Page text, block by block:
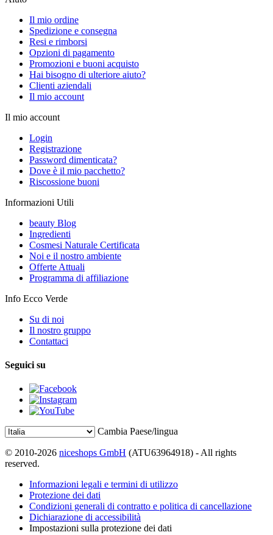
Il mio ordine
Spedizione e consegna
Resi e rimborsi
Opzioni di pagamento
Promozioni e buoni acquisto
Hai bisogno di ulteriore aiuto?
Clienti aziendali
Il mio account
Il mio account
Login
Registrazione
Password dimenticata?
Dove è il mio pacchetto?
Riscossione buoni
Informazioni Utili
beauty Blog
Ingredienti
Cosmesi Naturale Certificata
Noi e il nostro ambiente
Offerte Attuali
Programma di affiliazione
Info Ecco Verde
Su di noi
Il nostro gruppo
Contattaci
Seguici su
Cambia Paese/lingua
© 2010-2026 niceshops GmbH (ATU63964918) - All rights
reserved.
Informazioni legali e termini di utilizzo
Protezione dei dati
Condizioni generali di contratto e politica di cancellazione
Dichiarazione di accessibilità
Impostazioni sulla protezione dei dati